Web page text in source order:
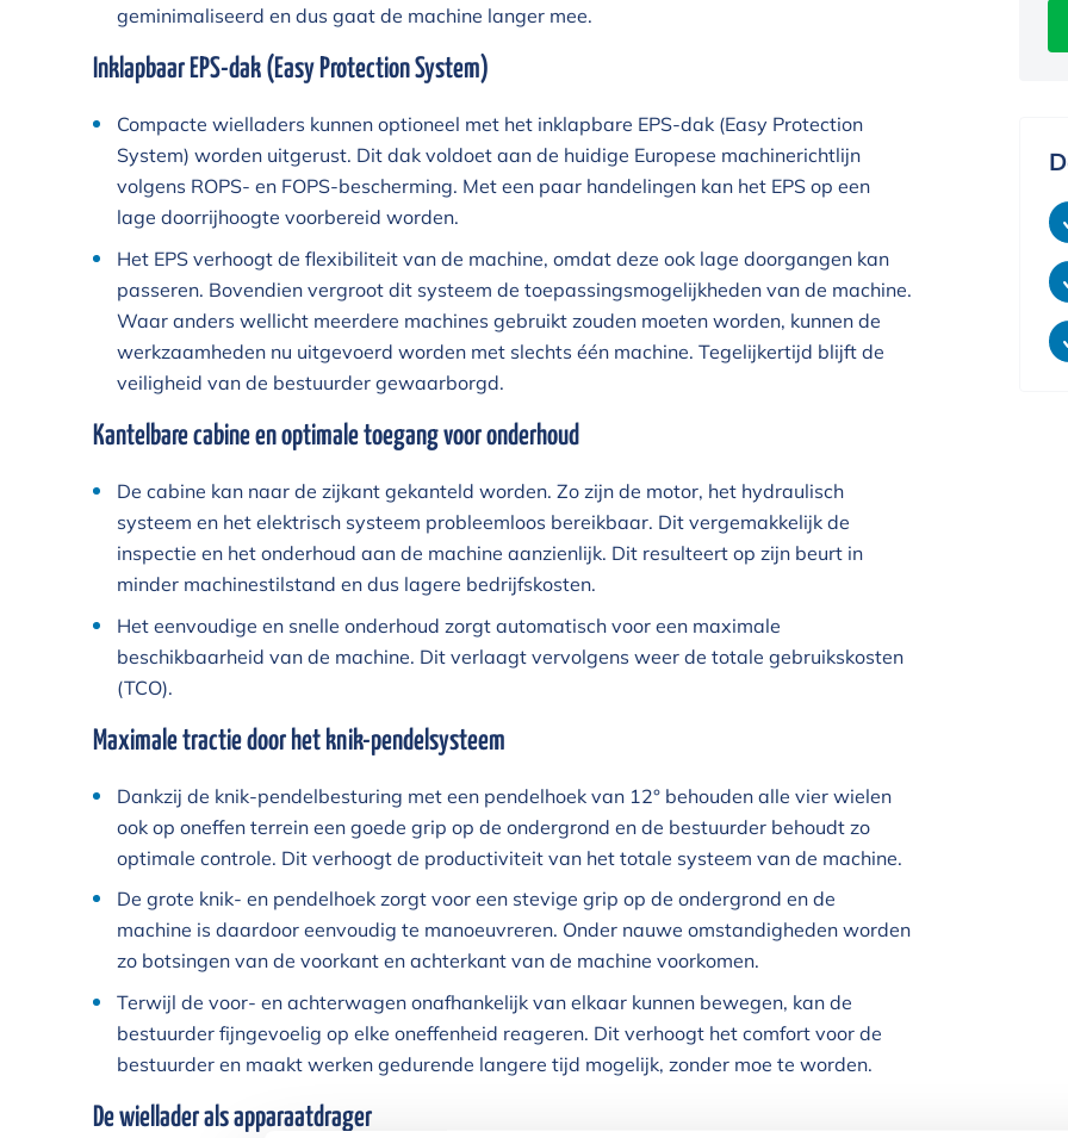
geminimaliseerd en dus gaat de machine langer mee.
Inklapbaar EPS-dak (Easy Protection System)
Compacte wielladers kunnen optioneel met het inklapbare EPS-dak (Easy Protection
System) worden uitgerust. Dit dak voldoet aan de huidige Europese machinerichtlijn
volgens ROPS- en FOPS-bescherming. Met een paar handelingen kan het EPS op een
lage doorrijhoogte voorbereid worden.
Het EPS verhoogt de flexibiliteit van de machine, omdat deze ook lage doorgangen kan
passeren. Bovendien vergroot dit systeem de toepassingsmogelijkheden van de machine.
Waar anders wellicht meerdere machines gebruikt zouden moeten worden, kunnen de
werkzaamheden nu uitgevoerd worden met slechts één machine. Tegelijkertijd blijft de
veiligheid van de bestuurder gewaarborgd.
Kantelbare cabine en optimale toegang voor onderhoud
De cabine kan naar de zijkant gekanteld worden. Zo zijn de motor, het hydraulisch
systeem en het elektrisch systeem probleemloos bereikbaar. Dit vergemakkelijk de
inspectie en het onderhoud aan de machine aanzienlijk. Dit resulteert op zijn beurt in
minder machinestilstand en dus lagere bedrijfskosten.
Het eenvoudige en snelle onderhoud zorgt automatisch voor een maximale
beschikbaarheid van de machine. Dit verlaagt vervolgens weer de totale gebruikskosten
(TCO).
Maximale tractie door het knik-pendelsysteem
Dankzij de knik-pendelbesturing met een pendelhoek van 12° behouden alle vier wielen
ook op oneffen terrein een goede grip op de ondergrond en de bestuurder behoudt zo
optimale controle. Dit verhoogt de productiviteit van het totale systeem van de machine.
De grote knik- en pendelhoek zorgt voor een stevige grip op de ondergrond en de
machine is daardoor eenvoudig te manoeuvreren. Onder nauwe omstandigheden worden
zo botsingen van de voorkant en achterkant van de machine voorkomen.
Terwijl de voor- en achterwagen onafhankelijk van elkaar kunnen bewegen, kan de
bestuurder fijngevoelig op elke oneffenheid reageren. Dit verhoogt het comfort voor de
bestuurder en maakt werken gedurende langere tijd mogelijk, zonder moe te worden.
De wiellader als apparaatdrager